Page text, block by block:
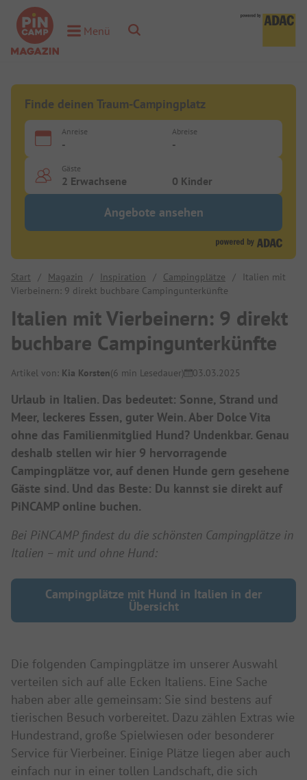
Toggle Menu
Menü Toggle Search
Finde deinen Traum-Campingplatz
Anreise
-
Abreise
-
Gäste
2 Erwachsene 0 Kinder
Angebote ansehen
Start / Magazin / Inspiration / Campingplätze /
Italien mit
Vierbeinern: 9 direkt buchbare Campingunterkünfte
Italien mit Vierbeinern: 9 direkt
buchbare Campingunterkünfte
Artikel von: Kia Korsten(6 min Lesedauer) 03.03.2025
Urlaub in Italien. Das bedeutet: Sonne, Strand und
Meer, leckeres Essen, guter Wein. Aber Dolce Vita
ohne das Familienmitglied Hund? Undenkbar. Genau
deshalb stellen wir hier 9 hervorragende
Campingplätze vor, auf denen Hunde gern gesehene
Gäste sind. Und das Beste: Du kannst sie direkt auf
PiNCAMP online buchen.
Bei PiNCAMP findest du die schönsten Campingplätze in
Italien – mit und ohne Hund:
Campingplätze mit Hund in Italien in der
Übersicht
Die folgenden Campingplätze im unserer Auswahl
verteilen sich auf alle Ecken Italiens. Eine Sache
haben aber alle gemeinsam: Sie sind bestens auf
tierischen Besuch vorbereitet. Dazu zählen Extras wie
Hundestrand, große Spielwiesen oder besonderer
Service für Vierbeiner. Einige Plätze liegen aber auch
einfach nur in einer tollen Landschaft, die sich